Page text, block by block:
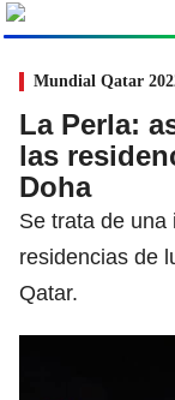
Mundial Qatar
La Perla:
las
Doha
Se trata de una
residencias de
Qatar.